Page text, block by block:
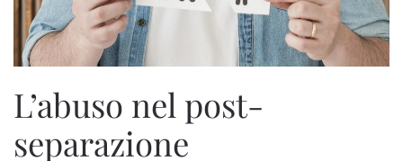
L’abuso nel post-
separazione